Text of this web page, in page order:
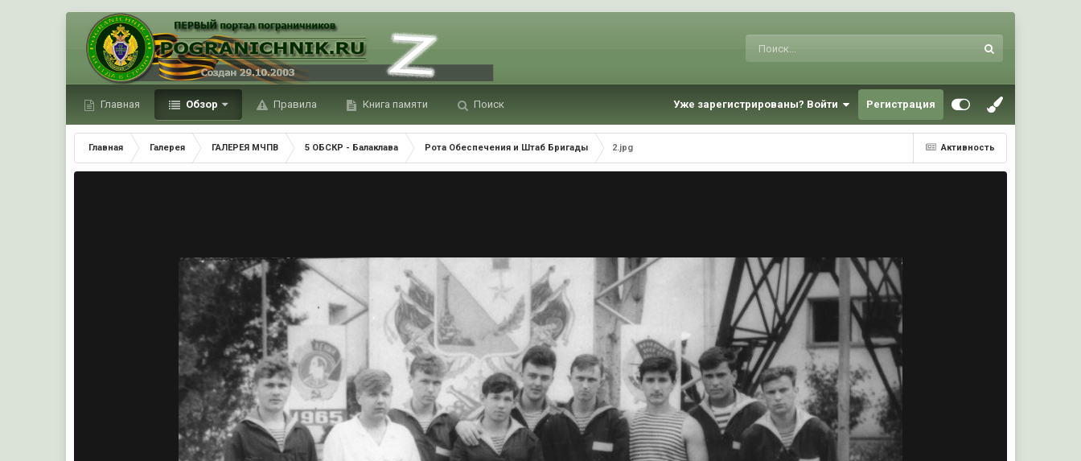
Главная Обзор Правила Книга памяти Поиск Уже зарегистрированы? Войти Регистрация
Активность
Главная Галерея ГАЛЕРЕЯ МЧПВ 5 ОБСКР - Балаклава Рота Обеспечения и Штаб Бригады 2.jpg